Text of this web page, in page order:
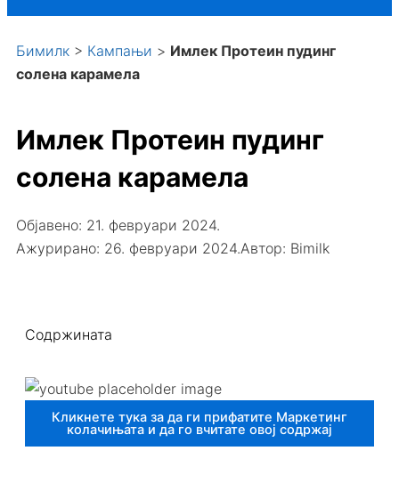
Бимилк > Кампањи > Имлек Протеин пудинг
солена карамела
Имлек Протеин пудинг
солена карамела
Објавено: 21. февруари 2024.
Ажурирано: 26. февруари 2024.Автор: Bimilk
Содржината
Кликнете тука за да ги прифатите Маркетинг
колачињата и да го вчитате овој содржај